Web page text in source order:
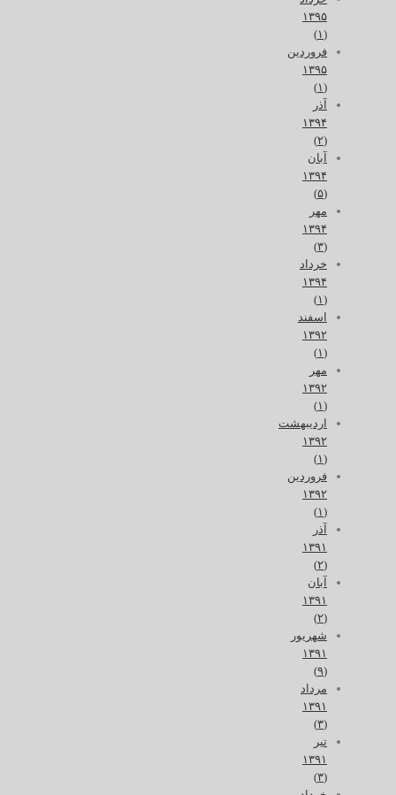
۱۳۹۵
(۱)
فروردین
۱۳۹۵
(۱)
آذر
۱۳۹۴
(۲)
آبان
۱۳۹۴
(۵)
مهر
۱۳۹۴
(۳)
خرداد
۱۳۹۴
(۱)
اسفند
۱۳۹۲
(۱)
مهر
۱۳۹۲
(۱)
اردیبهشت
۱۳۹۲
(۱)
فروردین
۱۳۹۲
(۱)
آذر
۱۳۹۱
(۲)
آبان
۱۳۹۱
(۲)
شهریور
۱۳۹۱
(۹)
مرداد
۱۳۹۱
(۳)
تیر
۱۳۹۱
(۳)